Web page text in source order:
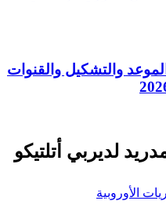
والتشكيل والقنوات
لديربي أتلتيكو
الأوروبية